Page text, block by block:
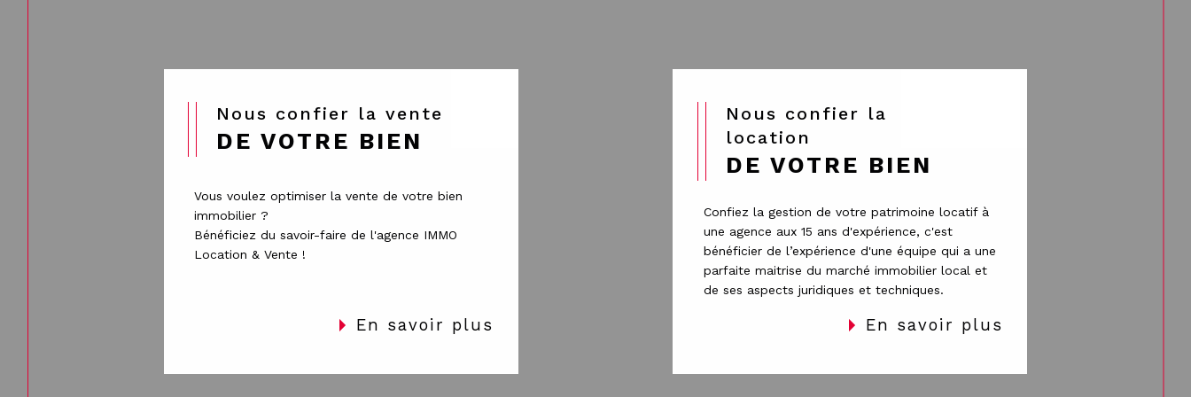
Nous confier la vente
DE VOTRE BIEN
Vous voulez optimiser la vente de votre bien
immobilier ?
Bénéficiez du savoir-faire de l'agence IMMO
Location & Vente !
En savoir plus
Nous confier la
location
DE VOTRE BIEN
Confiez la gestion de votre patrimoine locatif à
une agence aux 15 ans d'expérience, c'est
bénéficier de l’expérience d'une équipe qui a une
parfaite maitrise du marché immobilier local et
de ses aspects juridiques et techniques.
En savoir plus